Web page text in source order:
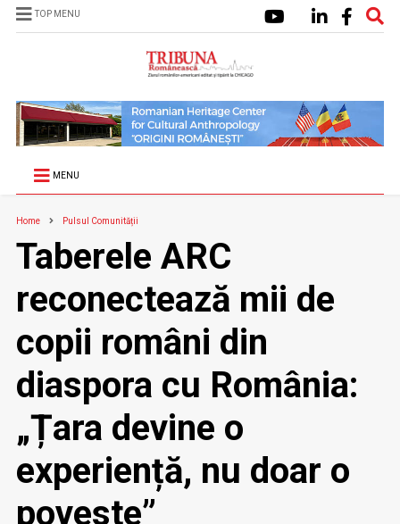
TOP MENU
MENU
Home Pulsul Comunității
Taberele ARC
reconectează mii de
copii români din
diaspora cu România:
„Țara devine o
experiență, nu doar o
poveste”